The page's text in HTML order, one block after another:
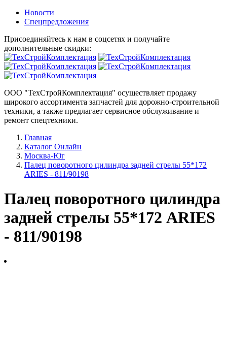
Новости
Спецпредложения
Присоединяйтесь к нам в соцсетях и получайте
дополнительные скидки:
ООО "ТехСтройКомплектация" осуществляет продажу
широкого ассортимента запчастей для дорожно-строительной
техники, а также предлагает сервисное обслуживание и
ремонт спецтехники.
Главная
Каталог Онлайн
Москва-Юг
Палец поворотного цилиндра задней стрелы 55*172
ARIES - 811/90198
Палец поворотного цилиндра
задней стрелы 55*172 ARIES
- 811/90198